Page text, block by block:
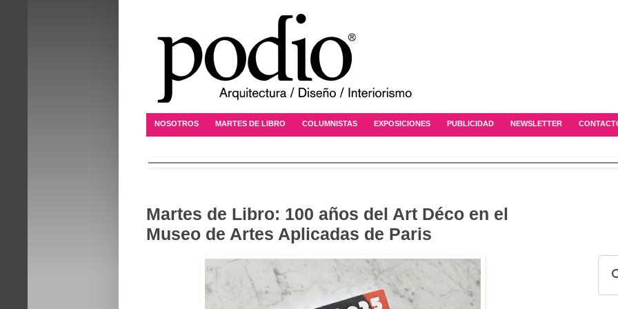
NOSOTROS MARTES DE LIBRO COLUMNISTAS EXPOSICIONES PUBLICIDAD NEWSLETTER
Martes de Libro: 100 años del Art Déco en el
Museo de Artes Aplicadas de Paris